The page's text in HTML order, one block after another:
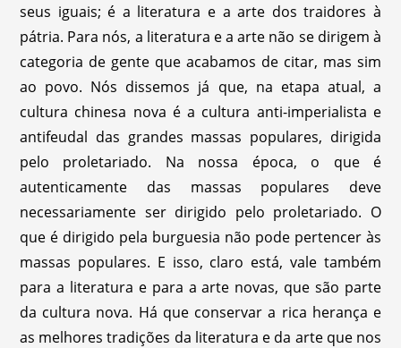
seus iguais; é a literatura e a arte dos traidores à
pátria. Para nós, a literatura e a arte não se dirigem à
categoria de gente que acabamos de citar, mas sim
ao povo. Nós dissemos já que, na etapa atual, a
cultura chinesa nova é a cultura anti-imperialista e
antifeudal das grandes massas populares, dirigida
pelo proletariado. Na nossa época, o que é
autenticamente das massas populares deve
necessariamente ser dirigido pelo proletariado. O
que é dirigido pela burguesia não pode pertencer às
massas populares. E isso, claro está, vale também
para a literatura e para a arte novas, que são parte
da cultura nova. Há que conservar a rica herança e
as melhores tradições da literatura e da arte que nos